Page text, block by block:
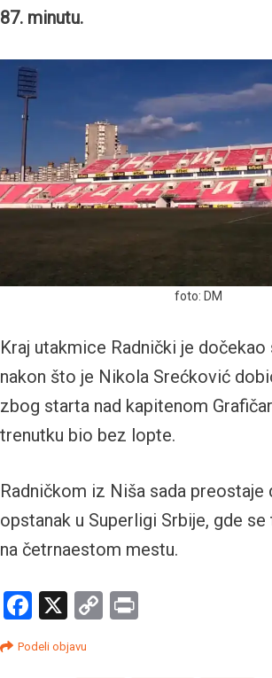
87. minutu.
foto: DM
Kraj utakmice Radnički je dočekao
nakon što je Nikola Srećković
zbog starta nad kapitenom
trenutku bio bez lopte.
Radničkom iz Niša sada preostaje
opstanak u Superligi Srbije, gde
na četrnaestom mestu.
Facebook
X
Copy
Podeli objavu